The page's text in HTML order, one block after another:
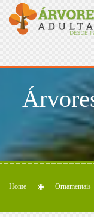
Home Ornamentais